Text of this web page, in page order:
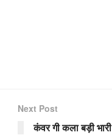
Next Post
कंवर गी कला बड़ी भारी